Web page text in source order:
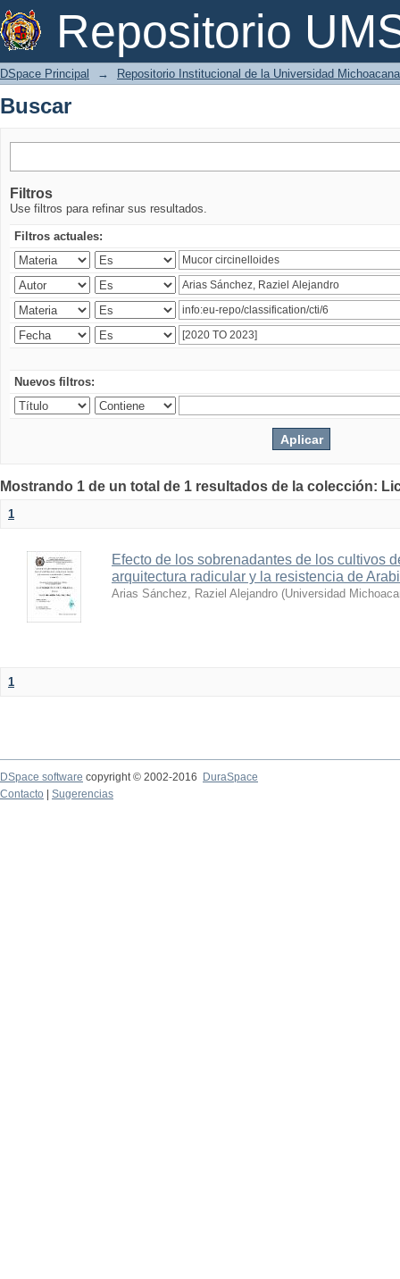
Repositorio
Buscar
DSpace Principal → Repositorio Institucional de la Universidad
Buscar
Filtros
Use filtros para refinar sus resultados.
Filtros actuales:
Nuevos filtros:
Mostrando 1 de un total de 1 resultados de la colección:
1
Efecto de los sobrenadantes de los cultivos
arquitectura radicular y la resistencia de
Arias Sánchez, Raziel Alejandro (Universidad
1
DSpace software copyright © 2002-2016
DuraSpace
Contacto
Sugerencias